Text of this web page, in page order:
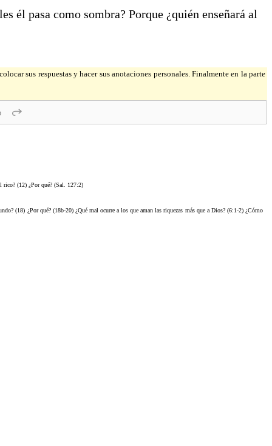
él pasa como sombra? Porque ¿quién enseñará al
sus respuestas y hacer sus anotaciones personales. Finalmente en la parte
rico? (12) ¿Por qué? (Sal. 127:2)
(18) ¿Por qué? (18b-20) ¿Qué mal ocurre a los que aman las riquezas más que a Dios? (6:1-2) ¿Cómo